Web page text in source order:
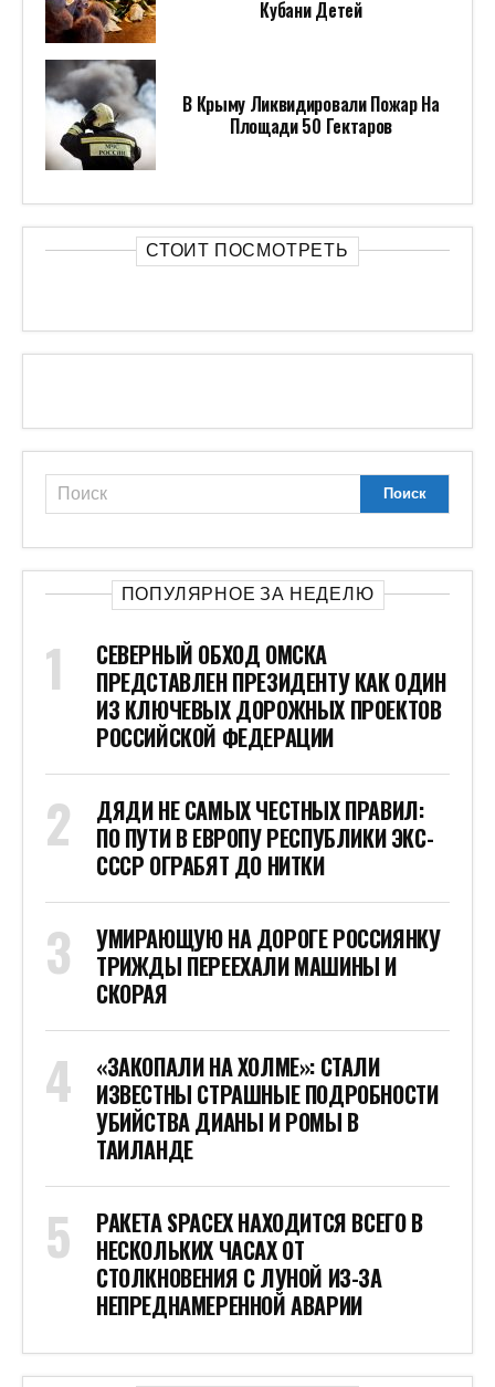
Кубани Детей
В Крыму Ликвидировали Пожар На
Площади 50 Гектаров
СТОИТ ПОСМОТРЕТЬ
ПОПУЛЯРНОЕ ЗА НЕДЕЛЮ
СЕВЕРНЫЙ ОБХОД ОМСКА
ПРЕДСТАВЛЕН ПРЕЗИДЕНТУ КАК ОДИН
ИЗ КЛЮЧЕВЫХ ДОРОЖНЫХ ПРОЕКТОВ
РОССИЙСКОЙ ФЕДЕРАЦИИ
ДЯДИ НЕ САМЫХ ЧЕСТНЫХ ПРАВИЛ:
ПО ПУТИ В ЕВРОПУ РЕСПУБЛИКИ ЭКС-
СССР ОГРАБЯТ ДО НИТКИ
УМИРАЮЩУЮ НА ДОРОГЕ РОССИЯНКУ
ТРИЖДЫ ПЕРЕЕХАЛИ МАШИНЫ И
СКОРАЯ
«ЗАКОПАЛИ НА ХОЛМЕ»: СТАЛИ
ИЗВЕСТНЫ СТРАШНЫЕ ПОДРОБНОСТИ
УБИЙСТВА ДИАНЫ И РОМЫ В
ТАИЛАНДЕ
РАКЕТА SPACEX НАХОДИТСЯ ВСЕГО В
НЕСКОЛЬКИХ ЧАСАХ ОТ
СТОЛКНОВЕНИЯ С ЛУНОЙ ИЗ-ЗА
НЕПРЕДНАМЕРЕННОЙ АВАРИИ